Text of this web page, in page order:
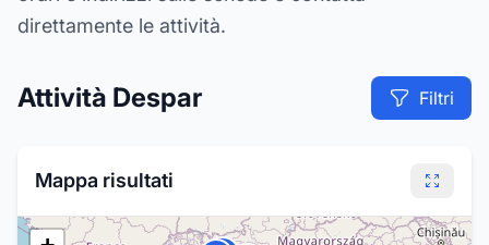
direttamente le attività.
Attività Despar Filtri
Mappa risultati